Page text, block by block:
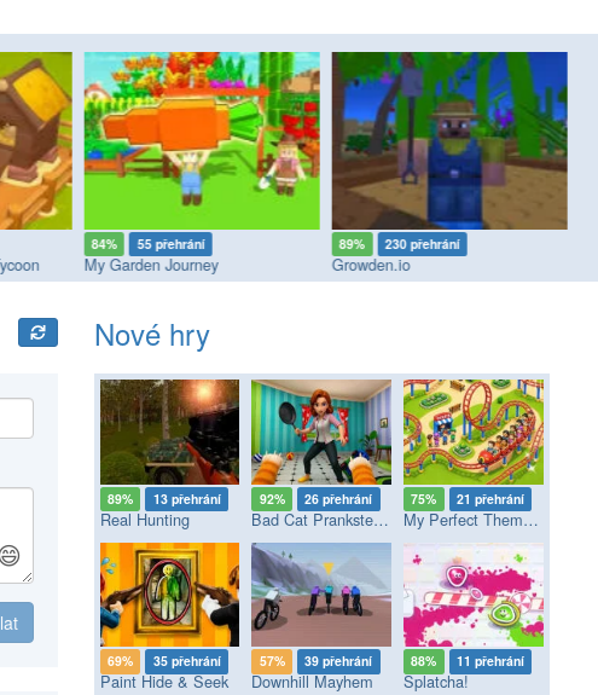
84% 55 přehrání
My Garden Journey
89% 230 přehrání
Growden.io
Nové hry
89% 13 přehrání
Real Hunting
92% 26 přehrání
Bad Cat Prankster - Mom’s Return
75% 21 přehrání
My Perfect Theme Park
69% 35 přehrání
Paint Hide & Seek
57% 39 přehrání
Downhill Mayhem
88% 11 přehrání
Splatcha!